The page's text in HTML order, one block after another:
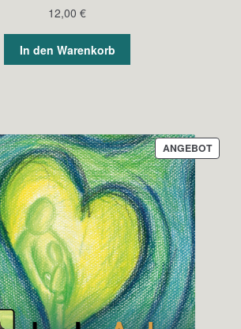
12,00 €
In den Warenkorb
ANGEBOT
IM